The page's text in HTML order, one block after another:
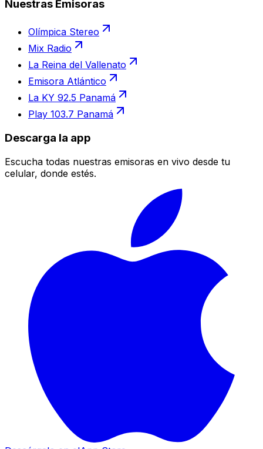
Nuestras Emisoras
Olímpica Stereo
Mix Radio
La Reina del Vallenato
Emisora Atlántico
La KY 92.5 Panamá
Play 103.7 Panamá
Descarga la app
Escucha todas nuestras emisoras en vivo desde tu
celular, donde estés.